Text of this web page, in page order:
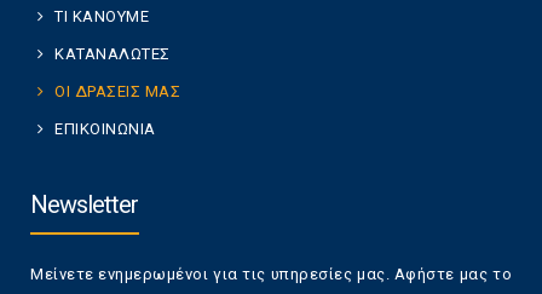
ΤΙ ΚΑΝΟΥΜΕ
ΚΑΤΑΝΑΛΩΤΕΣ
ΟΙ ΔΡΑΣΕΙΣ ΜΑΣ
ΕΠΙΚΟΙΝΩΝΙΑ
Newsletter
Μείνετε ενημερωμένοι για τις υπηρεσίες μας. Αφήστε μας το